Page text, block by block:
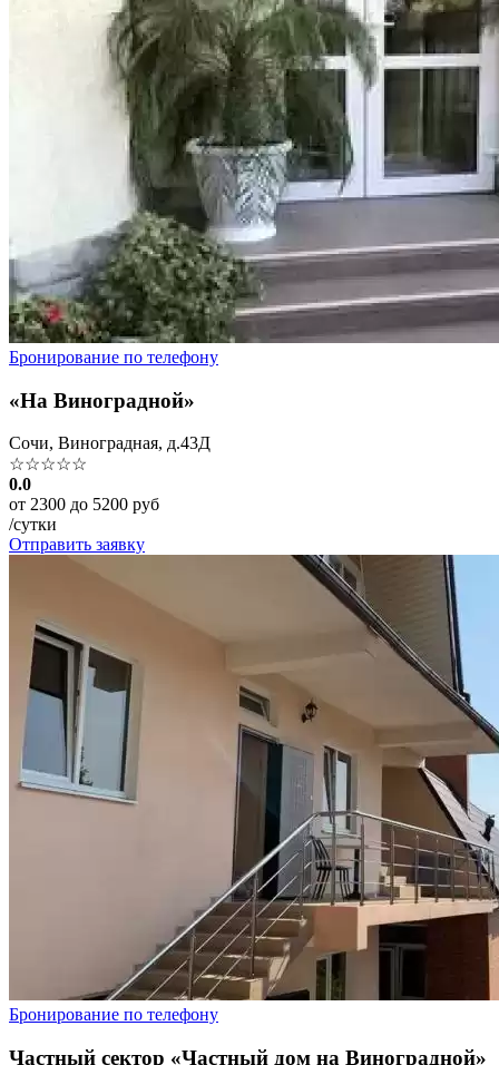
Бронирование по телефону
«На Виноградной»
Сочи, Виноградная, д.43Д
☆☆☆☆☆
0.0
от 2300 до 5200 руб
/сутки
Отправить заявку
Бронирование по телефону
Частный сектор «Частный дом на Виноградной»